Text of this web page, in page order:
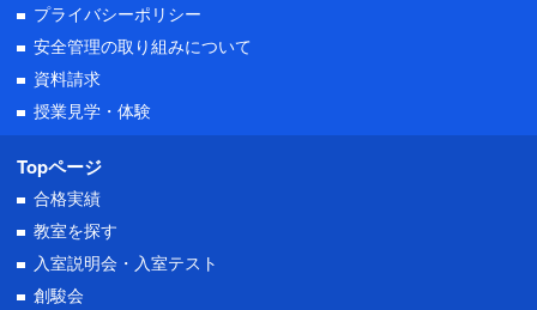
プライバシーポリシー
安全管理の取り組みについて
資料請求
授業見学・体験
Topページ
合格実績
教室を探す
入室説明会・ 入室テスト
創駿会